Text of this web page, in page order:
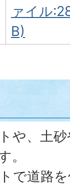
ァイル
B)
や、土
。
で道路